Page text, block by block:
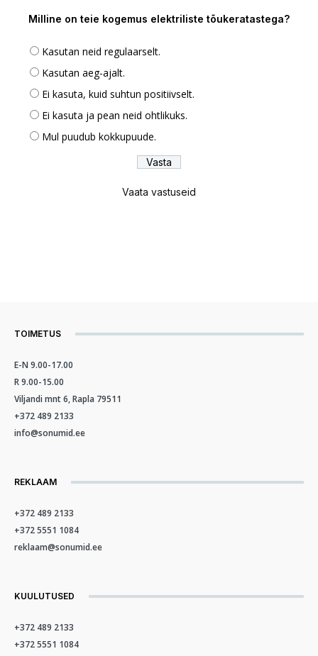
Milline on teie kogemus elektriliste tõukeratastega?
Kasutan neid regulaarselt.
Kasutan aeg-ajalt.
Ei kasuta, kuid suhtun positiivselt.
Ei kasuta ja pean neid ohtlikuks.
Mul puudub kokkupuude.
Vaata vastuseid
TOIMETUS
E-N 9.00-17.00
R 9.00-15.00
Viljandi mnt 6, Rapla 79511
+372 489 2133
info@sonumid.ee
REKLAAM
+372 489 2133
+372 5551 1084
reklaam@sonumid.ee
KUULUTUSED
+372 489 2133
+372 5551 1084